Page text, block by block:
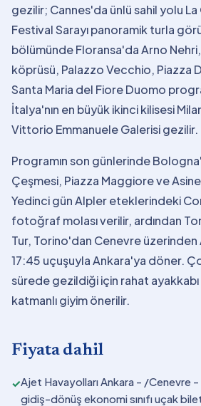
gezilir; Cannes'da ünlü sahil yolu
Festival Sarayı panoramik turla
bölümünde Floransa'da Arno
köprüsü, Palazzo Vecchio, Piazza
Santa Maria del Fiore Duomo
İtalya'nın en büyük ikinci kilisesi
Vittorio Emmanuele Galerisi gezilir.
Programın son günlerinde
Çeşmesi, Piazza Maggiore ve
Yedinci gün Alpler eteklerindeki
fotoğraf molası verilir, ardından
Tur, Torino'dan Cenevre üzerinden
17:45 uçuşuyla Ankara'ya döner.
sürede gezildiği için rahat
katmanlı giyim önerilir.
Fiyata dahil
✓Ajet Havayolları Ankara - /Cenevre -
gidiş-dönüş ekonomi sınıfı uçak